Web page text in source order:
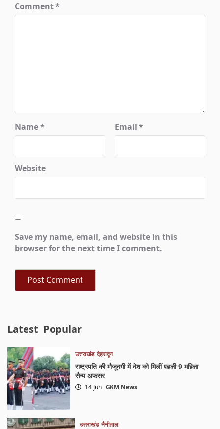
Comment*
Name* Email *
Website
Save my name, email, and website in this
browser for the next time I comment.
Latest Popular
उत्तराखंड देहरादून
राष्ट्रपति की मौजूदगी में देश को मिलीं पहली 9 महिला
सैन्य अफसर
14 Jun GKM News
उत्तराखंड नैनीताल